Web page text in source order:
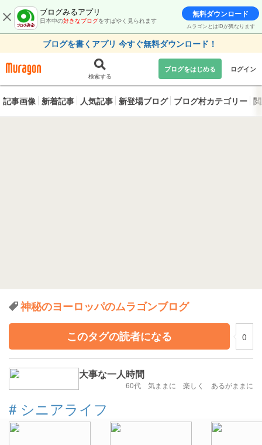
ブログみるアプリ
日本中の好きなブログをすばやく見られます
無料ダウンロード
ムラゴンとはIDが異なります
ブログを書くアプリ 今すぐ無料ダウンロード！
検索する
ブログをはじめる ログイン
記事画像 新着記事 人気記事 新登場ブログ ブログ村カテゴリー
神秘のヨーロッパのムラゴンブログ
このタグの読者になる
0
大事な一人時間
60代 気ままに 楽しく あるがままに
# シニアライフ